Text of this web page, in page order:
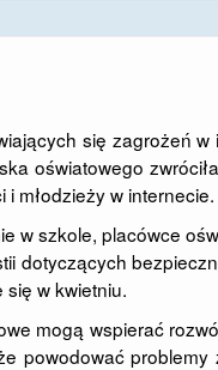
się zagrożeń w
oświatowego
młodzieży w internecie.
w szkole, placówce
dotyczących
w kwietniu.
mogą wspierać
powodować